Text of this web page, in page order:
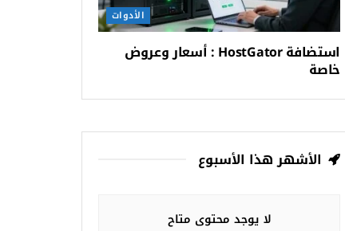
الأدوات
استضافة HostGator : أسعار وعروض
خاصة
الأشهر هذا الأسبوع
لا يوجد محتوى متاح